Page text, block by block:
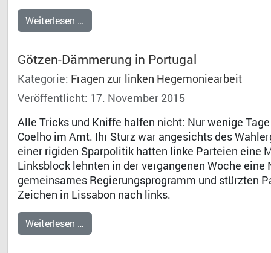
Weiterlesen …
Götzen-Dämmerung in Portugal
Kategorie: Fragen zur linken Hegemoniearbeit
Veröffentlicht: 17. November 2015
Alle Tricks und Kniffe halfen nicht: Nur wenige
Coelho im Amt. Ihr Sturz war angesichts des
einer rigiden Sparpolitik hatten linke Parteien eine
Linksblock lehnten in der vergangenen Woche
gemeinsames Regierungsprogramm und stürzten
Zeichen in Lissabon nach links.
Weiterlesen …